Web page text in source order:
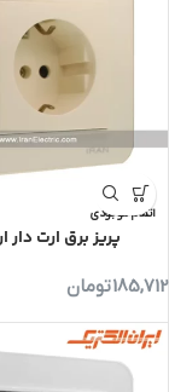
اتمام موجودی
پریز برق ارت
185,712تومان